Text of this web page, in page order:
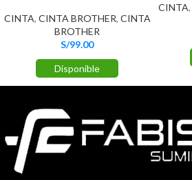
CINTA, CINTA BROTHER, CINTA
BROTHER
S/99.00
Disponible
CINTA,